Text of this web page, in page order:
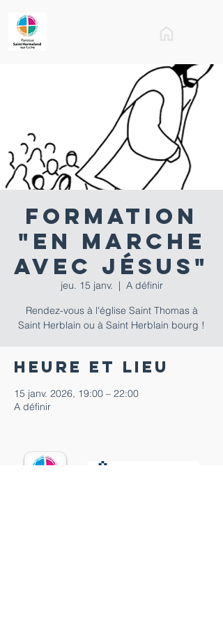
Formation
"En Marche
avec Jésus"
jeu. 15 janv.
  |
A définir
Rendez-vous à l'église Saint Thomas à
Saint Herblain ou à Saint Herblain bourg !
Heure et lieu
15 janv. 2026, 19:00 – 22:00
A définir